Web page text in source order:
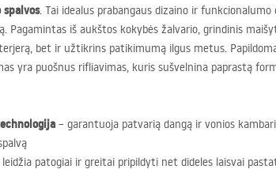
spalvos. Tai idealus prabangaus dizaino ir funkcionalumo
Pagamintas iš aukštos kokybės žalvario, grindinis
bet ir užtikrins patikimumą ilgus metus.
yra puošnus rifliavimas, kuris sušvelnina paprastą
– garantuoja patvarią dangą ir vonios
patogiai ir greitai pripildyti net dideles laisvai